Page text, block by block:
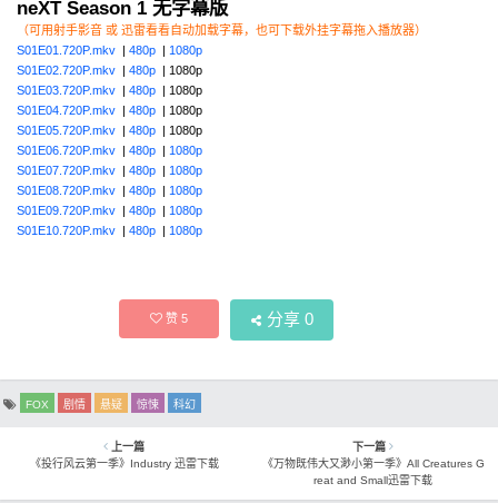
neXT Season 1 无字幕版
（可用射手影音 或 迅雷看看自动加载字幕，也可下载外挂字幕拖入播放器）
S01E01.720P.mkv
480p
1080p
S01E02.720P.mkv
480p | 1080p
S01E03.720P.mkv
480p | 1080p
S01E04.720P.mkv
480p | 1080p
S01E05.720P.mkv
480p | 1080p
S01E06.720P.mkv
480p
1080p
S01E07.720P.mkv
480p
1080p
S01E08.720P.mkv
480p
1080p
S01E09.720P.mkv
480p
1080p
S01E10.720P.mkv
480p 1080p
赞5 分享 0
FOX 剧情 悬疑 惊悚 科幻
上一篇
《投行风云第一季》Industry 迅雷下载
下一篇
《万物既伟大又渺小第一季》All Creatures G
reat and Small迅雷下载